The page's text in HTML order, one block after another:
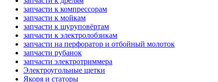
запчасти к компрессорам
запчасти к мойкам
запчасти к шуруповёртам
запчасти к электролобзикам
запчасти на перфоратор и отбойный молоток
запчасти рубанок
запчасти электротриммера
Электроугольные щетки
Якоря и статоры